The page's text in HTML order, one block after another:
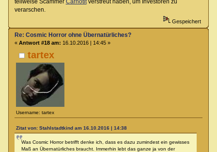
verarschen.
Gespeichert
tartex
Username: tartex
Re: Cosmic Horror ohne Übernatürliches?
« Antwort #18 am: 16.10.2016 | 14:45 »
Zitat von: Stahlstadtkind am 16.10.2016 | 14:38
Was Cosmic Horror betrifft denke ich, dass es dazu zumindest ein gewisses
Maß an Übernatürliches braucht. Immerhin lebt das ganze ja von der